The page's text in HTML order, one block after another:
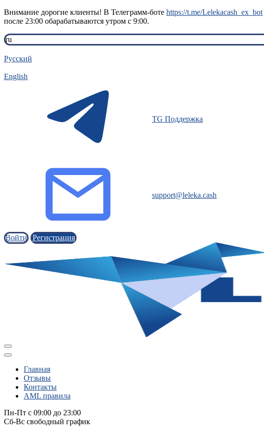
Внимание дорогие клиенты! В Телеграмм-боте https://t.me/Lelekacash_ex_bot
после 23:00 обарабатываются утром с 9:00.
ru
Русский
English
TG Поддержка
support@leleka.cash
Войти Регистрация
Главная
Отзывы
Контакты
AML правила
Пн-Пт с 09:00 до 23:00
Сб-Вс свободный график